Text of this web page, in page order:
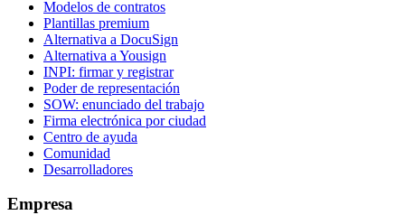
Modelos de contratos
Plantillas premium
Alternativa a DocuSign
Alternativa a Yousign
INPI: firmar y registrar
Poder de representación
SOW: enunciado del trabajo
Firma electrónica por ciudad
Centro de ayuda
Comunidad
Desarrolladores
Empresa